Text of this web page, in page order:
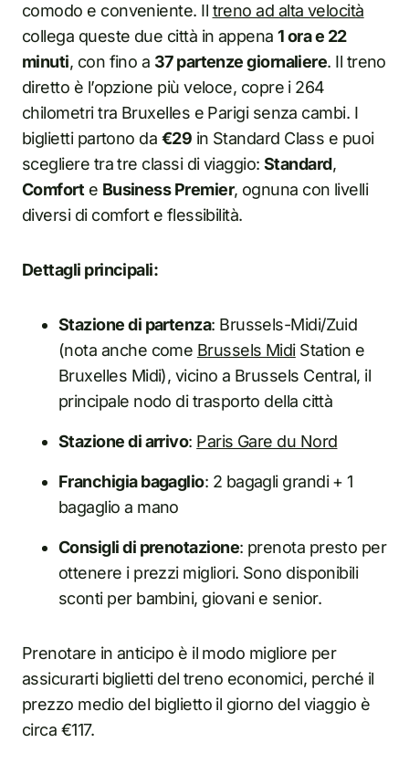
comodo e conveniente. Il treno ad alta velocità
collega queste due città in appena1 ora e 22
minuti, con fino a 37 partenze giornaliere. Il treno
diretto è l’opzione più veloce, copre i 264
chilometri tra Bruxelles e Parigi senza cambi. I
biglietti partono da €29 in Standard Class e puoi
scegliere tra tre classi di viaggio:Standard,
Comforte Business Premier, ognuna con livelli
diversi di comfort e flessibilità.
Dettagli principali:
Stazione di partenza: Brussels-Midi/Zuid
(nota anche come Brussels MidiStation e
Bruxelles Midi), vicino a Brussels Central, il
principale nodo di trasporto della città
Stazione di arrivo: Paris Gare du Nord
Franchigia bagaglio: 2 bagagli grandi + 1
bagaglio a mano
Consigli di prenotazione: prenota presto per
ottenere i prezzi migliori. Sono disponibili
sconti per bambini, giovani e senior.
Prenotare in anticipo è il modo migliore per
assicurarti biglietti del treno economici, perché il
prezzo medio del biglietto il giorno del viaggio è
circa €117.